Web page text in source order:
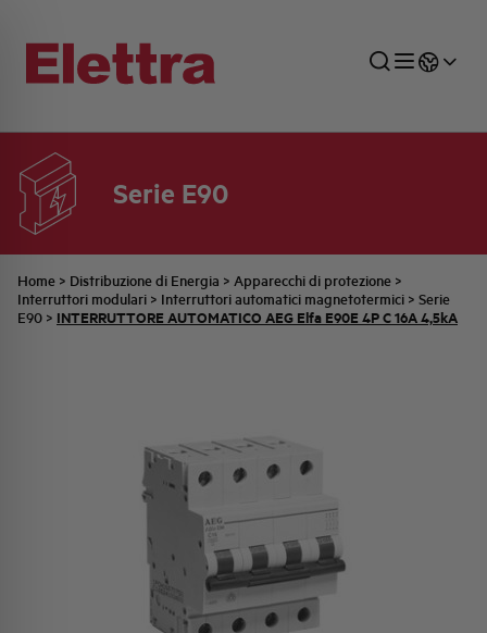
Serie E90
Home > Distribuzione di Energia > Apparecchi di protezione >
Interruttori modulari > Interruttori automatici magnetotermici > Serie
E90 > INTERRUTTORE AUTOMATICO AEG Elfa E90E 4P C 16A 4,5kA
SETTORI
INDUSTRIALE
DISTRIBUZIONE DI ENERGIA
AUTOMAZIONE INDUSTRIALE
RETE COMMERCIALE
UFFICIO TECNICO
PREVENTIVAZIONE
COMMESSE QUADRI
AZIENDA
FAMIGLIA BELLINI
IDENTITÀ AZIENDALE
ATTIVITÀ E MERCATI
TUTTE LE NEWS
ULTIME NOTIZIE ISTITUZIONALI
JOB CAREERS
PARTNER